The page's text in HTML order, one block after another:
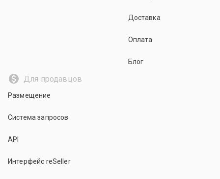
Доставка
Оплата
Блог
Для продавцов
Размещение
Система запросов
API
Интерфейс reSeller